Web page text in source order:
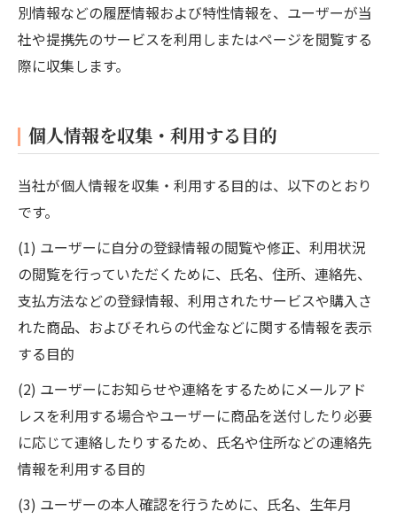
別情報などの履歴情報および特性情報を、ユーザーが当
社や提携先のサービスを利用しまたはページを閲覧する
際に収集します。
個人情報を収集・利用する目的
当社が個人情報を収集・利用する目的は、以下のとおり
です。
(1) ユーザーに自分の登録情報の閲覧や修正、利用状況
の閲覧を行っていただくために、氏名、住所、連絡先、
支払方法などの登録情報、利用されたサービスや購入さ
れた商品、およびそれらの代金などに関する情報を表示
する目的
(2) ユーザーにお知らせや連絡をするためにメールアド
レスを利用する場合やユーザーに商品を送付したり必要
に応じて連絡したりするため、氏名や住所などの連絡先
情報を利用する目的
(3) ユーザーの本人確認を行うために、氏名、生年月